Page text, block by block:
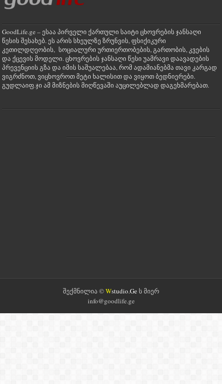
GoodLife.ge – ესაა პირველი ქართული საიტი ცხოვრების ჯანსაღი
წესის შესახებ. ეს არის სხეულზე ზრუნვის, ფსიქიკური
კეთილდღეობის, სოციალური ურთიერთობების, გართობის, კვების
და ქცევის მოდელი. ცხოვრების ჯანსაღი წესი უამრავი დაავადების
პრევენციის გზა და იმის საშუალებაა, რომ ადამიანებმა თავი კარგად
ვიგრძნოთ, ვიცხოვროთ მეტი ხალისით და ვიყოთ ბედნიერები.
გუდლაიფ.ჯი ამ მიზნების მიღწევაში აუცილებლად დაგეხმარებათ.
შექმნილია ©Wstudio.Geს მიერ
info@goodlife.ge